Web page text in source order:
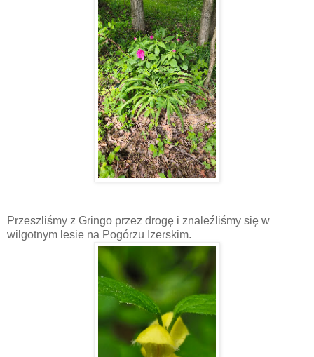
Przeszliśmy z Gringo przez drogę i znaleźliśmy się w
wilgotnym lesie na Pogórzu Izerskim.